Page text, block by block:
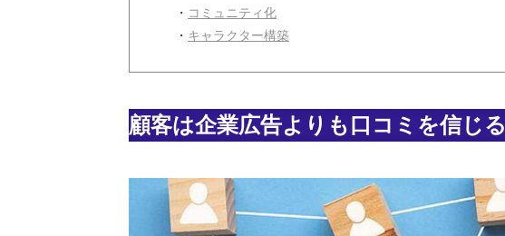
・ コミュニティ化
・ キャラクター構築
顧客は企業広告よりも口コミを信じる